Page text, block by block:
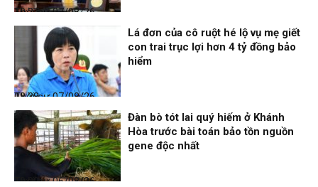
Thời sự
07/08/26, 10:27
Thời sự
07/08/26, 08:38
Lá đơn của cô ruột hé lộ vụ mẹ giết
con trai trục lợi hơn 4 tỷ đồng bảo
hiểm
Thời sự
06/08/26, 19:09
Đàn bò tót lai quý hiếm ở Khánh
Hòa trước bài toán bảo tồn nguồn
gene độc nhất